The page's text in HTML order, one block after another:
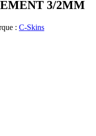
3/2MM
: C-Skins